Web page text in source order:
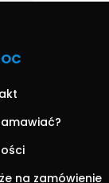
na zamówienie